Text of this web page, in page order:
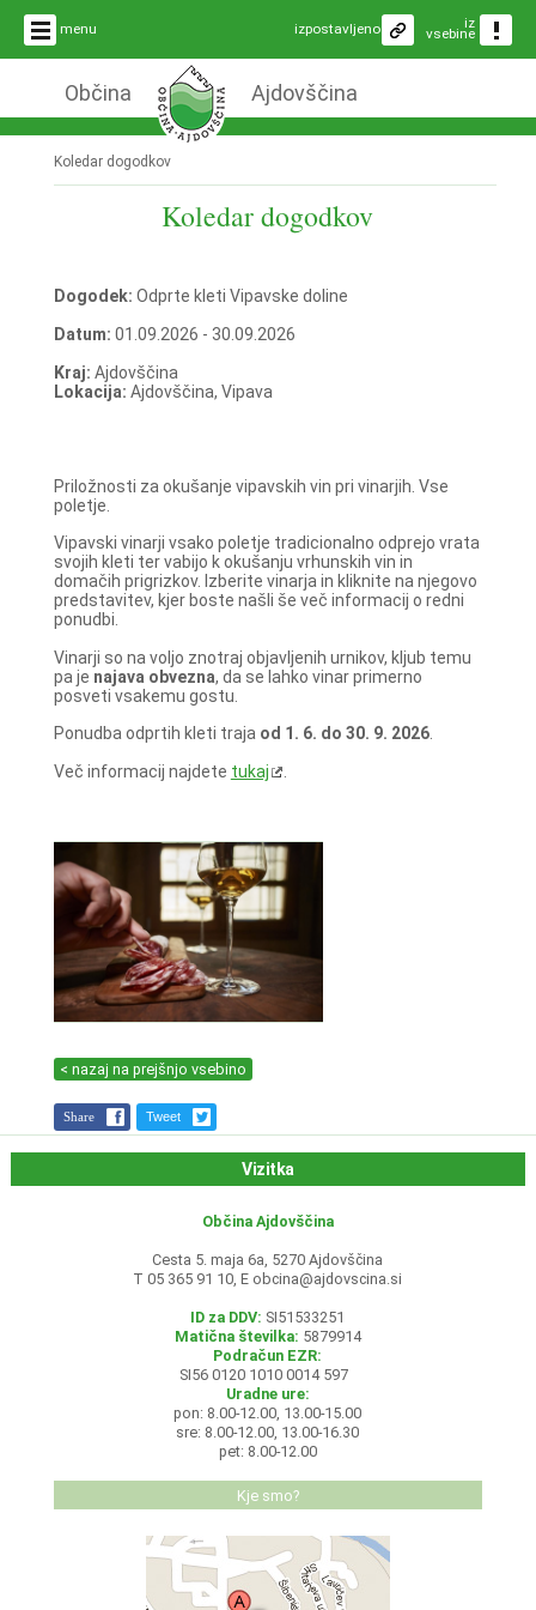
menu iz
vsebine
izpostavljeno
Občina Ajdovščina
Koledar dogodkov
Koledar dogodkov
Dogodek: Odprte kleti Vipavske doline
Datum: 01.09.2026 - 30.09.2026
Kraj: Ajdovščina
Lokacija: Ajdovščina, Vipava
Priložnosti za okušanje vipavskih vin pri vinarjih. Vse
poletje.
Vipavski vinarji vsako poletje tradicionalno odprejo vrata
svojih kleti ter vabijo k okušanju vrhunskih vin in
domačih prigrizkov. Izberite vinarja in kliknite na njegovo
predstavitev, kjer boste našli še več informacij o redni
ponudbi.
Vinarji so na voljo znotraj objavljenih urnikov, kljub temu
pa je najava obvezna, da se lahko vinar primerno
posveti vsakemu gostu.
Ponudba odprtih kleti traja od 1. 6. do 30. 9. 2026.
Več informacij najdete tukaj
< nazaj na prejšnjo vsebino
Share Tweet
Vizitka
Občina Ajdovščina
Cesta 5. maja 6a, 5270 Ajdovščina
T 05 365 91 10, E obcina@ajdovscina.si
ID za DDV: SI51533251
Matična številka: 5879914
Podračun EZR:
SI56 0120 1010 0014 597
Uradne ure:
pon: 8.00-12.00, 13.00-15.00
sre: 8.00-12.00, 13.00-16.30
pet: 8.00-12.00
Kje smo?